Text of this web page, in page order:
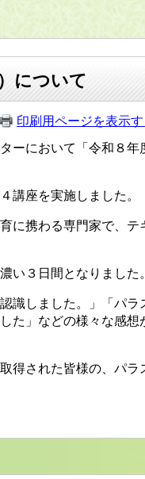
について
印刷用ページを表示す
ーにおいて「令和８
講座を実施しました。
に携わる専門家で、
い３日間となりました。
識しました。」「パ
た」などの様々な感
得された皆様の、パ